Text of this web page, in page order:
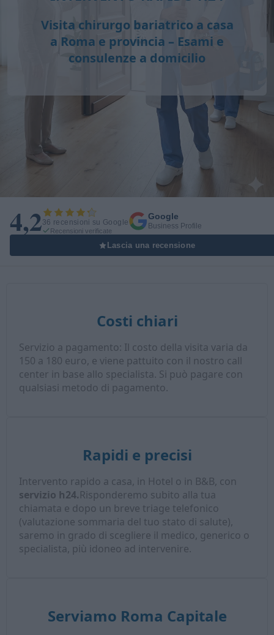
Visita chirurgo bariatrico a casa
a Roma e provincia – Esami e
consulenze a domicilio
4,236 recensioni su Google
Recensioni verificate
Google
Business Profile
Lascia una recensione
Costi chiari
Servizio a pagamento: Il costo della visita varia da
150 a 180 euro, e viene pattuito con il nostro call
center in base allo specialista. Si può pagare con
qualsiasi metodo di pagamento.
Rapidi e precisi
Intervento rapido a casa, in Hotel o in B&B, con
servizio h24.Risponderemo subito alla tua
chiamata e dopo un breve triage telefonico
(valutazione sommaria del tuo stato di salute),
saremo in grado di scegliere il medico, generico o
specialista, più idoneo ad intervenire.
Serviamo Roma Capitale